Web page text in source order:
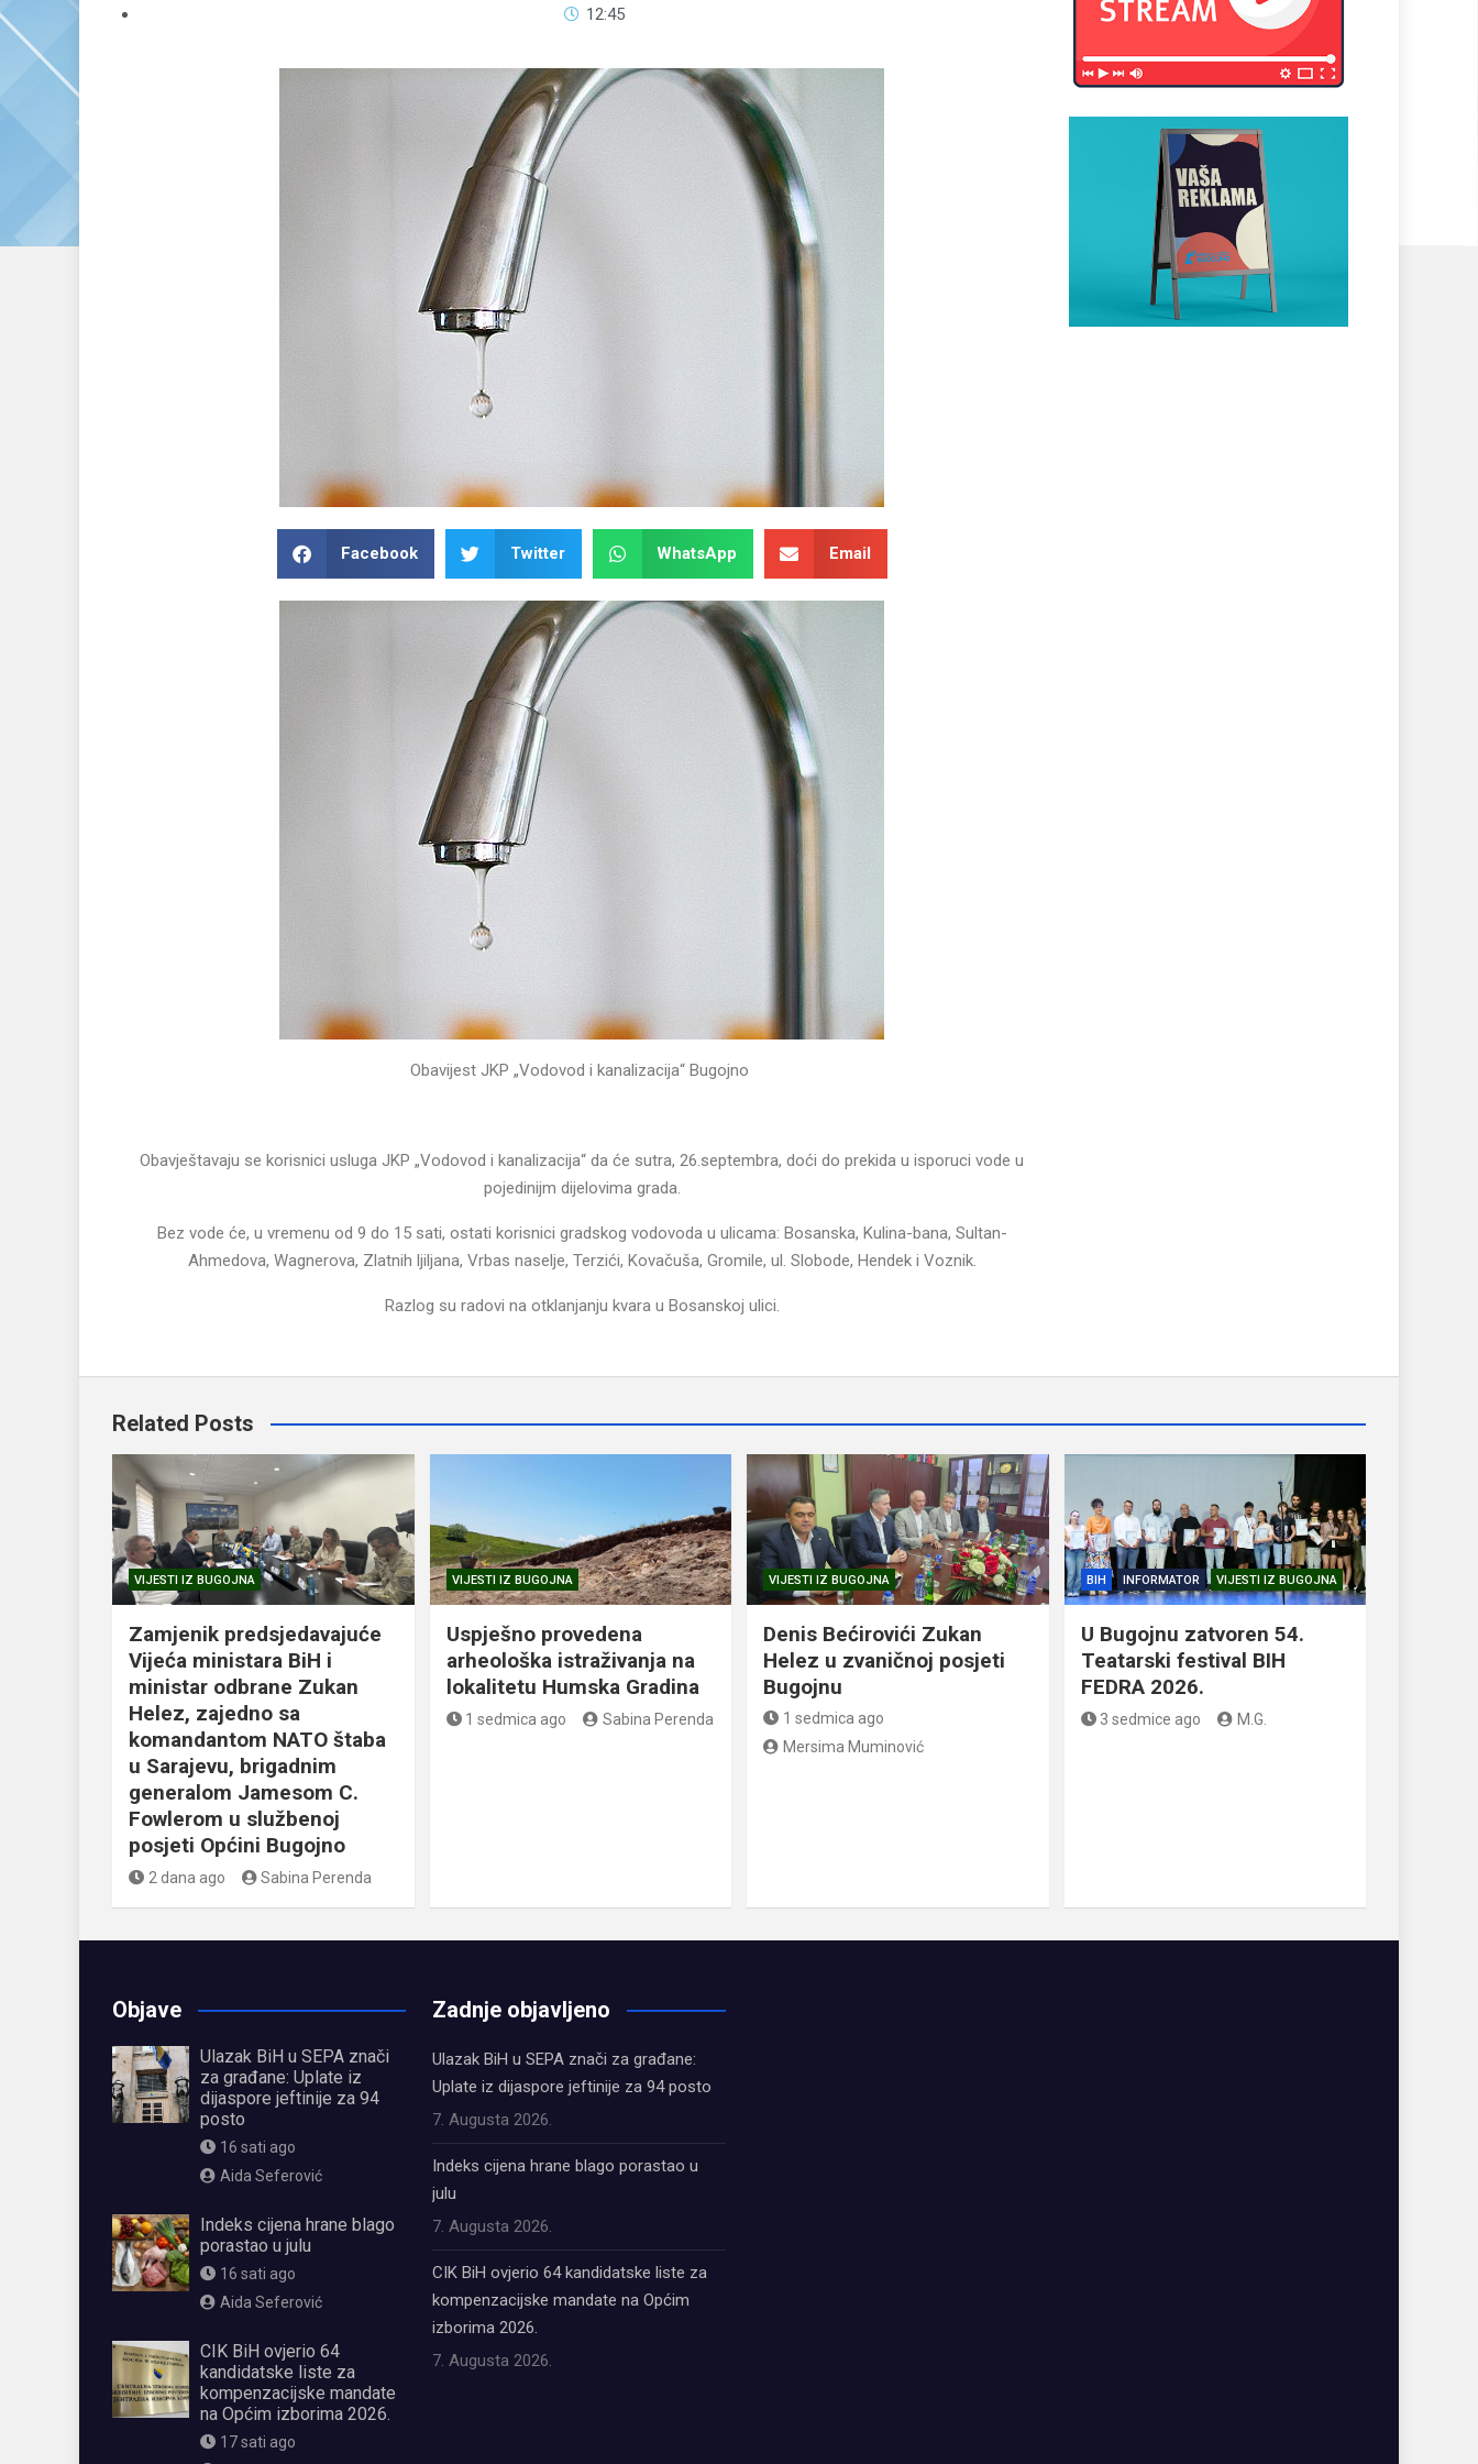
12:45
Facebook Twitter WhatsApp Email
Obavijest JKP „Vodovod i kanalizacija“ Bugojno
Obavještavaju se korisnici usluga JKP „Vodovod i kanalizacija“ da će sutra, 26.septembra, doći do prekida u isporuci vode u
pojedinijm dijelovima grada.
Bez vode će, u vremenu od 9 do 15 sati, ostati korisnici gradskog vodovoda u ulicama: Bosanska, Kulina-bana, Sultan-
Ahmedova, Wagnerova, Zlatnih ljiljana, Vrbas naselje, Terzići, Kovačuša, Gromile, ul. Slobode, Hendek i Voznik.
Razlog su radovi na otklanjanju kvara u Bosanskoj ulici.
Related Posts
VIJESTI IZ BUGOJNA
Zamjenik predsjedavajuće
Vijeća ministara BiH i
ministar odbrane Zukan
Helez, zajedno sa
komandantom NATO štaba
u Sarajevu, brigadnim
generalom Jamesom C.
Fowlerom u službenoj
posjeti Općini Bugojno
2 dana ago Sabina Perenda
VIJESTI IZ BUGOJNA
Uspješno provedena
arheološka istraživanja na
lokalitetu Humska Gradina
1 sedmica ago Sabina Perenda
VIJESTI IZ BUGOJNA
Denis Bećirovići Zukan
Helez u zvaničnoj posjeti
Bugojnu
1 sedmica ago
Mersima Muminović
BIH INFORMATOR VIJESTI IZ BUGOJNA
U Bugojnu zatvoren 54.
Teatarski festival BIH
FEDRA 2026.
3 sedmice ago M.G.
Objave
Ulazak BiH u SEPA znači
za građane: Uplate iz
dijaspore jeftinije za 94
posto
16 sati ago
Aida Seferović
Indeks cijena hrane blago
porastao u julu
16 sati ago
Aida Seferović
CIK BiH ovjerio 64
kandidatske liste za
kompenzacijske mandate
na Općim izborima 2026.
17 sati ago
Zadnje objavljeno
Ulazak BiH u SEPA znači za građane:
Uplate iz dijaspore jeftinije za 94 posto
7. Augusta 2026.
Indeks cijena hrane blago porastao u
julu
7. Augusta 2026.
CIK BiH ovjerio 64 kandidatske liste za
kompenzacijske mandate na Općim
izborima 2026.
7. Augusta 2026.